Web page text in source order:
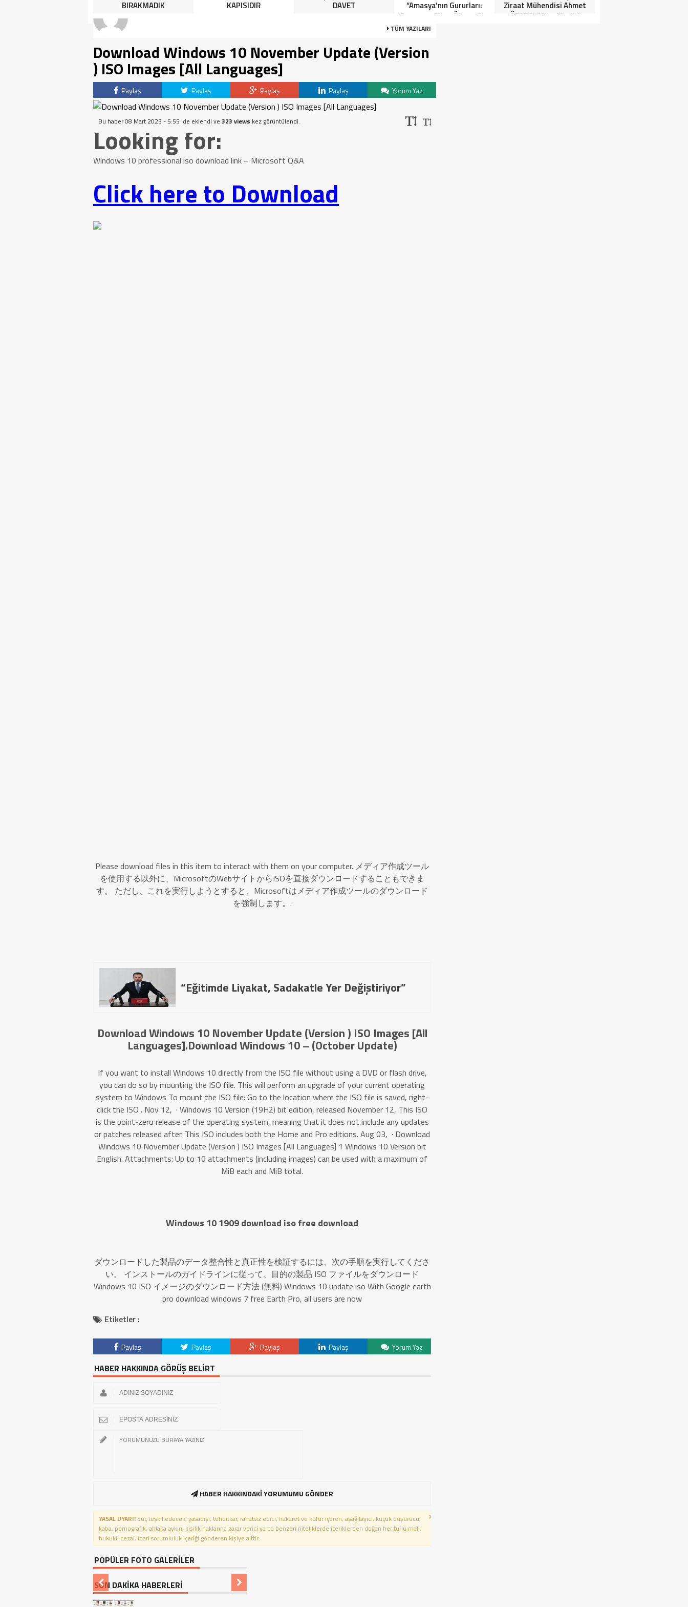
BIRAKMADIK
KAPISIDIR
DAVET
“Amasya’nın Gururları:
Dereceye Giren Öğrenciler
İçin Anlamlı Tören”
Ziraat Mühendisi Ahmet
ÖZARSLAN’ın Mevlid
TÜM YAZILARI
Download Windows 10 November Update (Version
) ISO Images [All Languages]
Paylaş Paylaş Paylaş Paylaş Yorum Yaz
Bu haber 08 Mart 2023 - 5:55 'de eklendi ve 323 views kez görüntülendi.
Looking for:
Windows 10 professional iso download link – Microsoft Q&A
Click here to Download
Please download files in this item to interact with them on your computer. メディア作成ツール
を使用する以外に、MicrosoftのWebサイトからISOを直接ダウンロードすることもできま
す。 ただし、これを実行しようとすると、Microsoftはメディア作成ツールのダウンロード
を強制します。.
“Eğitimde Liyakat, Sadakatle Yer Değiştiriyor”
Download Windows 10 November Update (Version ) ISO Images [All
Languages].Download Windows 10 – (October Update)
If you want to install Windows 10 directly from the ISO file without using a DVD or flash drive,
you can do so by mounting the ISO file. This will perform an upgrade of your current operating
system to Windows To mount the ISO file: Go to the location where the ISO file is saved, right-
click the ISO . Nov 12, · Windows 10 Version (19H2) bit edition, released November 12, This ISO
is the point-zero release of the operating system, meaning that it does not include any updates
or patches released after. This ISO includes both the Home and Pro editions. Aug 03, · Download
Windows 10 November Update (Version ) ISO Images [All Languages] 1 Windows 10 Version bit
English. Attachments: Up to 10 attachments (including images) can be used with a maximum of
MiB each and MiB total.
Windows 10 1909 download iso free download
ダウンロードした製品のデータ整合性と真正性を検証するには、次の手順を実行してくださ
い。 インストールのガイドラインに従って、目的の製品 ISO ファイルをダウンロード
Windows 10 ISO イメージのダウンロード方法 (無料) Windows 10 update iso With Google earth
pro download windows 7 free Earth Pro, all users are now
Etiketler :
Paylaş Paylaş Paylaş Paylaş Yorum Yaz
HABER HAKKINDA GÖRÜŞ BELİRT
HABER HAKKINDAKİ YORUMUMU GÖNDER
YASAL UYARI! Suç teşkil edecek, yasadışı, tehditkar, rahatsız edici, hakaret ve küfür içeren, aşağılayıcı, küçük düşürücü,
kaba, pornografik, ahlaka aykırı, kişilik haklarına zarar verici ya da benzeri niteliklerde içeriklerden doğan her türlü mali,
hukuki, cezai, idari sorumluluk içeriği gönderen kişiye aittir.
POPÜLER FOTO GALERİLER
SON DAKİKA HABERLERİ